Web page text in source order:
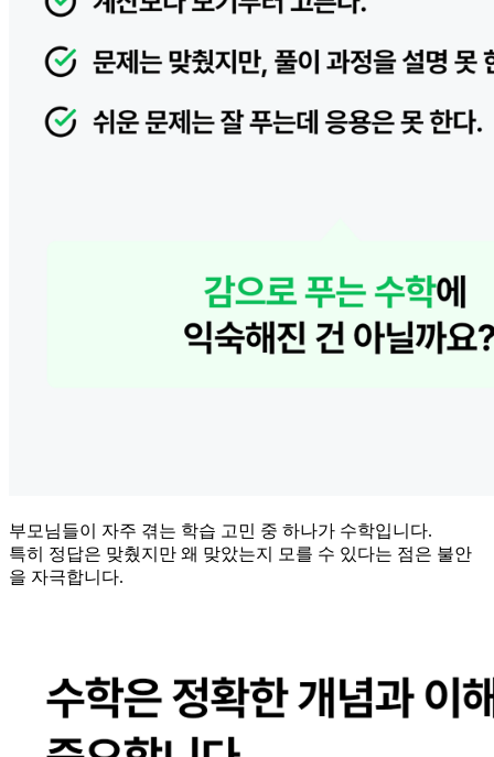
부모님들이 자주 겪는 학습 고민 중 하나가 수학입니다.
특히 정답은 맞췄지만 왜 맞았는지 모를 수 있다는 점은 불안
을 자극합니다.